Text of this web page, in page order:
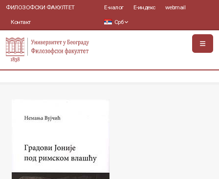
ФИЛОЗОФСКИ ФАКУЛТЕТ
Контакт
Е-налог Е-индекс webmail
Срб